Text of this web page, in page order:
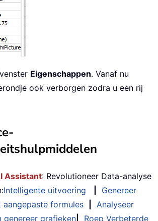
Eigenschappen. Vanaf nu
ook verborgen zodra u een rij
Assistant: Revolutioneer Data-analyse
Intelligente uitvoering
Genereer
aangepaste formules
Analyseer
genereer grafieken
Roep Verbeterde